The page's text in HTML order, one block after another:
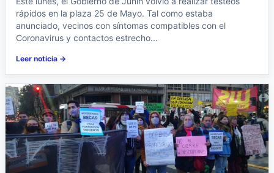
rápidos en la plaza 25 de Mayo. Tal como estaba
anunciado, vecinos con síntomas compatibles con el
Coronavirus y contactos estrecho...
Leer noticia →